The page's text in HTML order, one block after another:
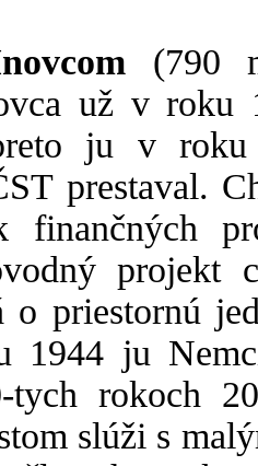
(790
už v roku
ju v roku
prestaval.
finančných
projekt
o priestornú
1944 ju
rokoch
slúži s